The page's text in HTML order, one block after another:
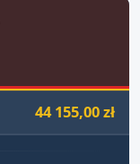
44 155,00 zł